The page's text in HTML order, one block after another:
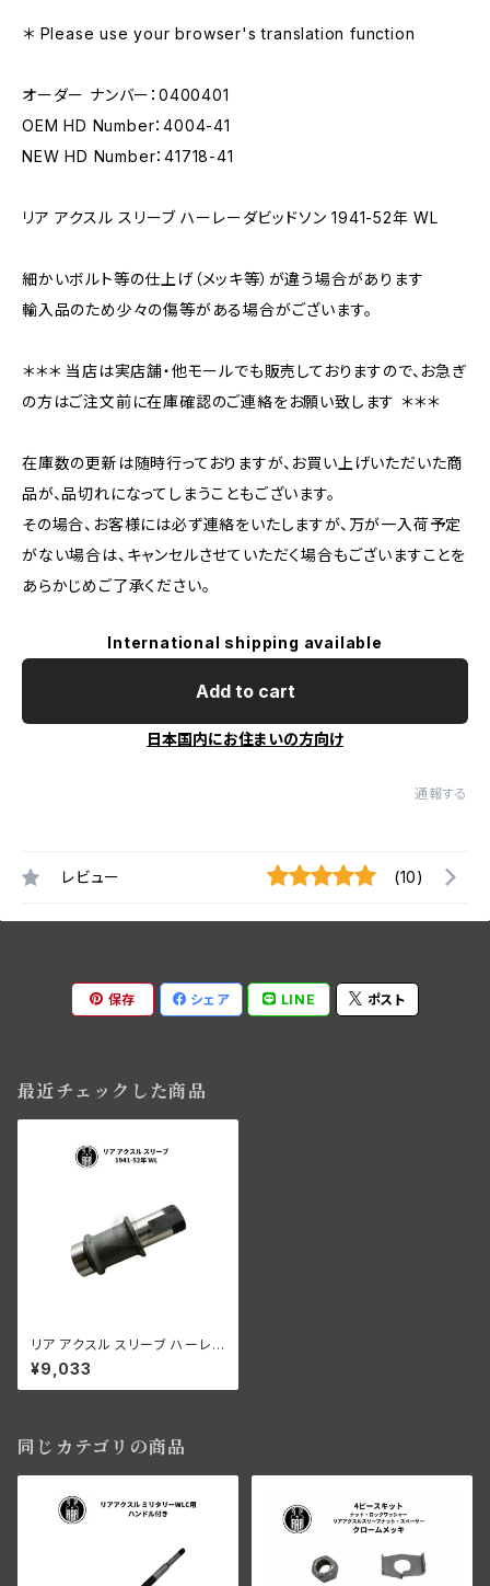
＊ Please use your browser's translation function
オーダー ナンバー：0400401
OEM HD Number：4004-41
NEW HD Number：41718-41
リア アクスル スリーブ ハーレーダビッドソン 1941-52年 WL
細かいボルト等の仕上げ（メッキ等）が違う場合があります
輸入品のため少々の傷等がある場合がございます。
＊＊＊ 当店は実店舗・他モールでも販売しておりますので、お急ぎ
の方はご注文前に在庫確認のご連絡をお願い致します ＊＊＊
在庫数の更新は随時行っておりますが、お買い上げいただいた商
品が、品切れになってしまうこともございます。
その場合、お客様には必ず連絡をいたしますが、万が一入荷予定
がない場合は、キャンセルさせていただく場合もございますことを
あらかじめご了承ください。
International shipping available
Add to cart
日本国内にお住まいの方向け
通報する
レビュー (10)
保存 シェア LINE ポスト
最近チェックした商品
リア アクスル スリーブ ハーレ
ーダビッドソン 1941-52年 WL
¥9,033
同じカテゴリの商品